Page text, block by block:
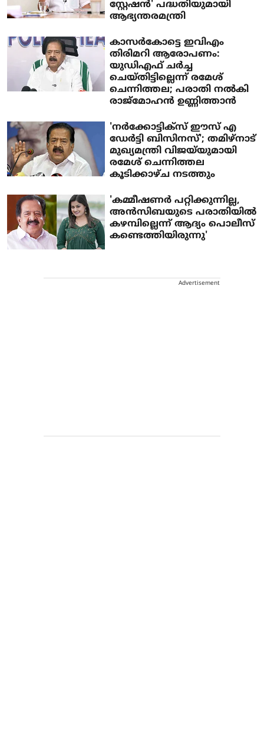
സ്റ്റേഷന്‍' പദ്ധതിയുമായി
ആഭ്യന്തരമന്ത്രി
കാസർകോട്ടെ ഇവിഎം
തിരിമറി ആരോപണം:
യുഡിഎഫ് ചർച്ച
ചെയ്തിട്ടില്ലെന്ന് രമേശ്
ചെന്നിത്തല; പരാതി നൽകി
രാജ്‌മോഹൻ ഉണ്ണിത്താൻ
'നര്‍ക്കോട്ടിക്‌സ് ഈസ് എ
ഡേര്‍ട്ടി ബിസിനസ്'; തമിഴ്‌നാട്
മുഖ്യമന്ത്രി വിജയ്‌യുമായി
രമേശ് ചെന്നിത്തല
കൂടിക്കാഴ്ച നടത്തും
'കമ്മീഷണര്‍ പറ്റിക്കുന്നില്ല,
അന്‍സിബയുടെ പരാതിയില്‍
കഴമ്പില്ലെന്ന് ആദ്യം പൊലീസ്
കണ്ടെത്തിയിരുന്നു'
Advertisement